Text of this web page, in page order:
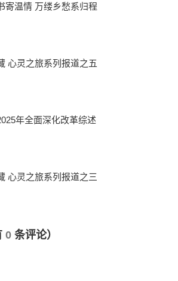
寄温情 万缕乡愁系归程
心灵之旅系列报道之五
年全面深化改革综述
心灵之旅系列报道之三
0条评论）